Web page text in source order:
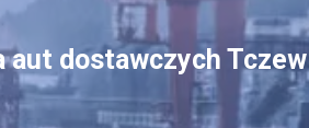
aut dostawczych Tczew